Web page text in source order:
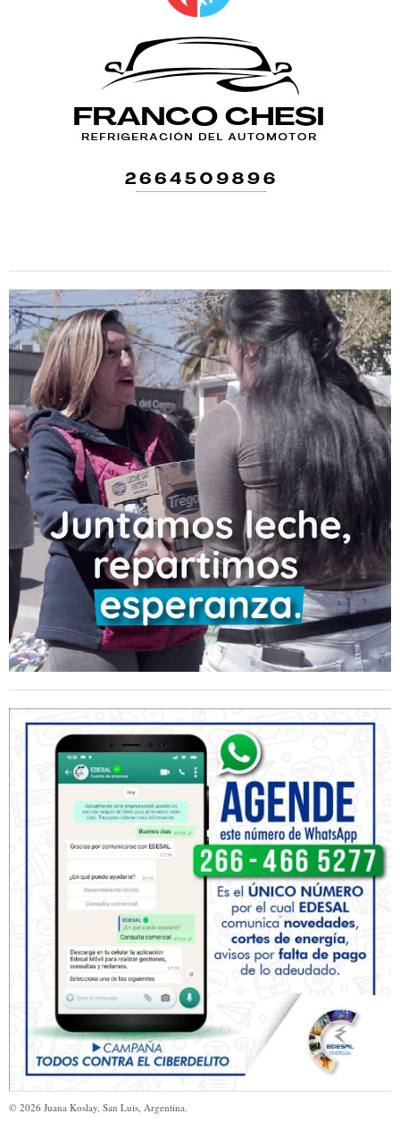
© 2026 Juana Koslay, San Luis, Argentina.